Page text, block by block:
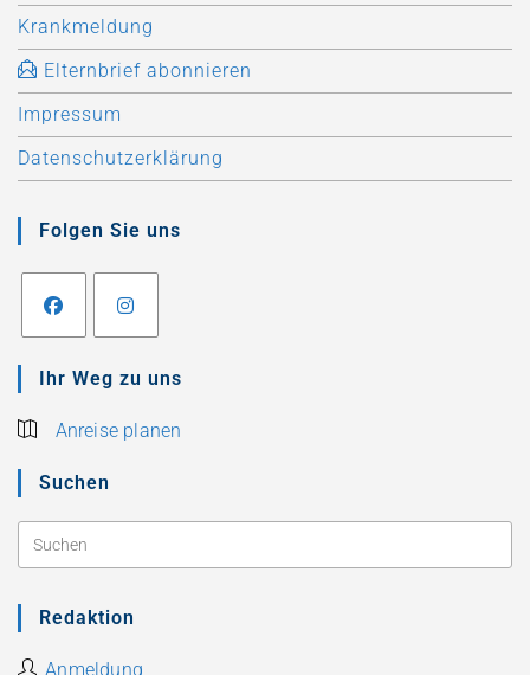
Krankmeldung
Elternbrief abonnieren
Impressum
Datenschutzerklärung
Folgen Sie uns
Ihr Weg zu uns
Anreise planen
Suchen
Redaktion
Anmeldung